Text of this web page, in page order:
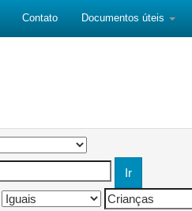
Contato Documentos úteis